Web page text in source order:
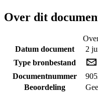
Over dit
Datum document
2
Type bronbestand
Documentnummer
Beoordeling